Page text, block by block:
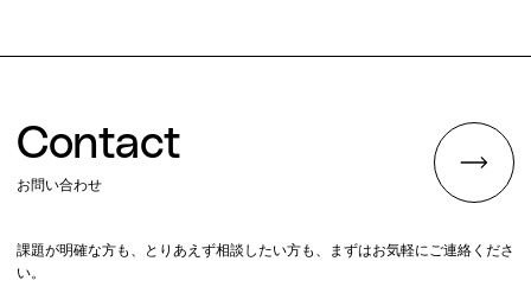
Contact
お問い合わせ
課題が明確な方も、とりあえず相談したい方も、まずはお気軽にご連絡くださ
い。